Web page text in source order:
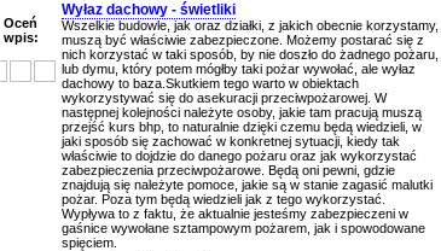
Oceń
wpis:
Wyłaz dachowy - świetliki
Wszelkie budowle, jak oraz działki, z jakich obecnie korzystamy,
muszą być właściwie zabezpieczone. Możemy postarać się z
nich korzystać w taki sposób, by nie doszło do żadnego pożaru,
lub dymu, który potem mógłby taki pożar wywołać, ale wyłaz
dachowy to baza.Skutkiem tego warto w obiektach
wykorzystywać się do asekuracji przeciwpożarowej. W
następnej kolejności należyte osoby, jakie tam pracują muszą
przejść kurs bhp, to naturalnie dzięki czemu będą wiedzieli, w
jaki sposób się zachować w konkretnej sytuacji, kiedy tak
właściwie to dojdzie do danego pożaru oraz jak wykorzystać
zabezpieczenia przeciwpożarowe. Będą oni pewni, gdzie
znajdują się należyte pomoce, jakie są w stanie zagasić malutki
pożar. Poza tym będą wiedzieli jak z tego wykorzystać.
Wypływa to z faktu, że aktualnie jesteśmy zabezpieczeni w
gaśnice wywołane sztampowym pożarem, jak i spowodowane
spięciem.